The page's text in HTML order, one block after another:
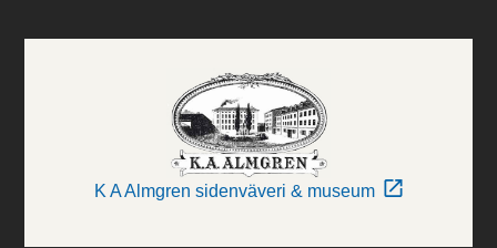
K A Almgren sidenväveri & museum